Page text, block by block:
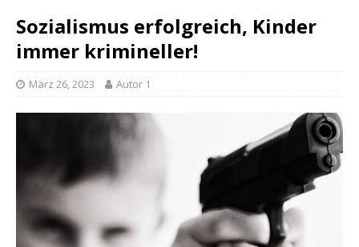
Sozialismus erfolgreich, Kinder
immer krimineller!
März 26, 2023 Autor 1